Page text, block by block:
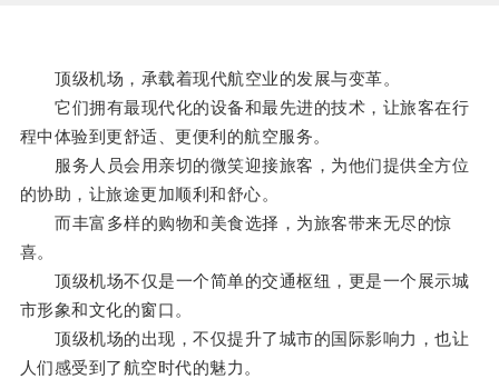
顶级机场，承载着现代航空业的发展与变革。
它们拥有最现代化的设备和最先进的技术，让旅客在行
程中体验到更舒适、更便利的航空服务。
服务人员会用亲切的微笑迎接旅客，为他们提供全方位
的协助，让旅途更加顺利和舒心。
而丰富多样的购物和美食选择，为旅客带来无尽的惊
喜。
顶级机场不仅是一个简单的交通枢纽，更是一个展示城
市形象和文化的窗口。
顶级机场的出现，不仅提升了城市的国际影响力，也让
人们感受到了航空时代的魅力。